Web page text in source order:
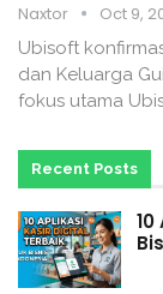
Naxtor Oct 9,
Ubisoft
dan Keluarga
fokus utama
Recent Posts